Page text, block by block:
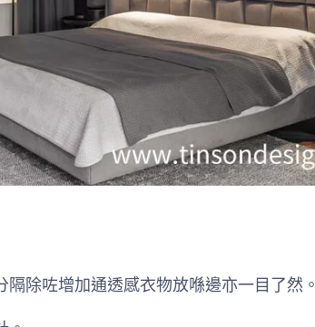
除咗增加通透感衣物放喺邊亦一目了然。